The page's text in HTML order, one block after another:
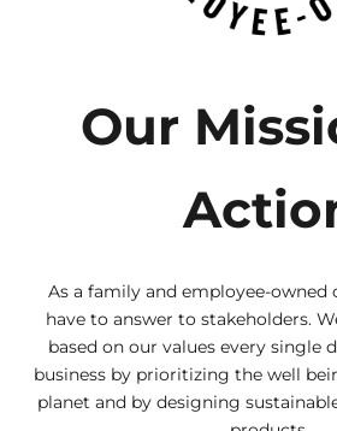
Our
As a family and employee-owned
have to answer to stakeholders.
based on our values every single
business by prioritizing the well
planet and by designing